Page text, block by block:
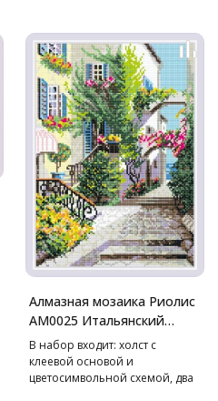
Алмазная мозаика Риолис
АМ0025 Итальянский
дворик, 27*38 см
В набор входит: холст с
клеевой основой и
цветосимвольной схемой, два